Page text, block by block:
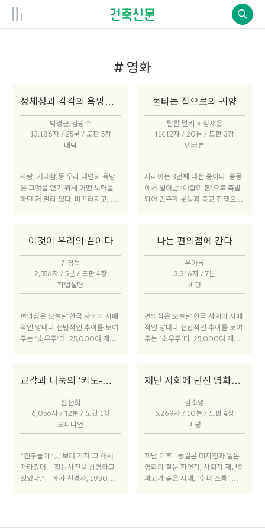
# 영화
정체성과 감각의 욕망과 좌절
박경근, 김광수
13,186자 / 25분 / 도판 5장
대담
사랑, 거대함 등 우리 내면의 욕망
은 그것을 얻기 위해 어떤 노력을
하던 저 멀리 있다. 미끄러지고, 빠
사람들, 사랑을 좇는 사람들을 통해
대서사와 개인의 관계를 아름답게
담아낸 영화다. 건축가 김광수와 영
화감독 박경근은 조선소와 제철소
의 압도적인 규모에서 느껴지는 강
리고 그 어떤 것을 염원하고 정성을
다하는 것에 대해, 그 만날 수 없음
에 대해 긴 이야기를 나눴다.
불타는 집으로의 귀향
탈랄 덜키 × 정재은
11412자 / 20분 / 도판 3장
인터뷰
시리아는 3년째 내전 중이다. 중동
에서 일어난 ‘아랍의 봄’으로 촉발
되어 민주화 운동과 종교 전쟁으로
고 있다Return to Homs>(201
3)는 2011년 8월부터 2013년 8
월까지 시리아 내전을 기록한 다큐
멘터리 영화이다. 주인공은 국가대
표 골키퍼 출신인 19세의 바셋 살
이 정부군에 의해 무력 진압되자 친
구들과 총을 들었다. 이 영화는 바
셋을 따라가며 참혹한 시리아 내전
의 한복판으로 우리를 안내한다.
현실의 나열이 아니라 뚜렷한 서사
화제를 위해 서울을 찾은 탈랄 덜키
감독을 정재은 감독이 인터뷰했다.
이것이 우리의 끝이다
김경묵
2,556자 / 5분 / 도판 4장
작업설명
편의점은 오늘날 한국 사회의 지배
적인 양태나 전반적인 추이를 보여
주는 ‘소우주’다. 25,000여 개가
등 공적 영역으로 영토 확장 중이
다. 또한 일상의 중심이자 사회 부
조리함의 단면이기도 하다. 최근
『편의점 사회학』을 출간한 사회
학자 전상인을 인터뷰하고, 편의점
영화 <이것이 우리의 끝이다>를 소
개한다. 한국 사회에서 편의점이 말
하는 것은 무엇일까.
나는 편의점에 간다
우아름
3,316자 / 7분
비평
편의점은 오늘날 한국 사회의 지배
적인 양태나 전반적인 추이를 보여
주는 ‘소우주’다. 25,000여 개가
등 공적 영역으로 영토 확장 중이
다. 또한 일상의 중심이자 사회 부
조리함의 단면이기도 하다. 최근
『편의점 사회학』을 출간한 사회
학자 전상인을 인터뷰하고, 편의점
영화 <이것이 우리의 끝이다>를 소
개한다. 한국 사회에서 편의점이 말
하는 것은 무엇일까.
교감과 나눔의 ‘키노-아이’
한선희
6,056자 / 12분 / 도판 1장
오피니언
“친구들이 ‘굿 보러 가자’고 해서
따라갔더니 활동사진을 상영하고
있었다.” – 화가 천경자, 1930년
재난 사회에 던진 영화적 질문
김소영
5,269자 / 10분 / 도판 4장
비평
재난 이후 : 동일본 대지진과 일본
영화의 질문 자연적, 사회적 재난의
파고가 높은 시대, ‘수퍼 스톰’ 샌디